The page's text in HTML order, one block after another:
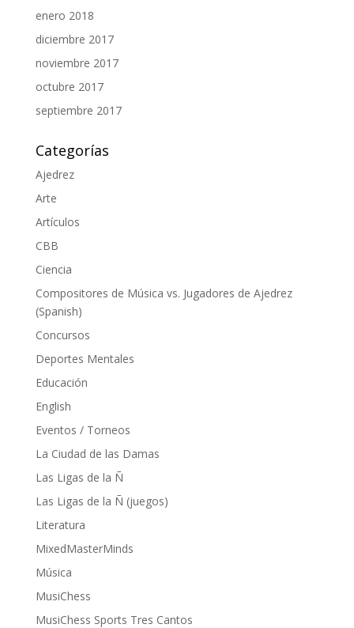
enero 2018
diciembre 2017
noviembre 2017
octubre 2017
septiembre 2017
Categorías
Ajedrez
Arte
Artículos
CBB
Ciencia
Compositores de Música vs. Jugadores de Ajedrez
(Spanish)
Concursos
Deportes Mentales
Educación
English
Eventos / Torneos
La Ciudad de las Damas
Las Ligas de la Ñ
Las Ligas de la Ñ (juegos)
Literatura
MixedMasterMinds
Música
MusiChess
MusiChess Sports Tres Cantos